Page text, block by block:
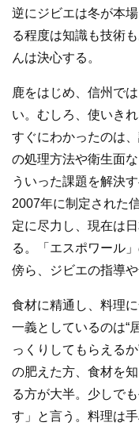
逆にジビエは冬が本
る程度は知識も技術
んは決心する。
鹿をはじめ、信州で
い。むしろ、使いき
すぐにわかったのは
の処理方法や衛生面
ういった課題を解決
2007年に制定された
定に尽力し、現在は
る。「エスポワール
傍ら、ジビエの指導
食材に精通し、料理
一義としているのは“
っくりしてもらえる
の肥えた方、食材を
る方が大半。少しで
す」と言う。料理は